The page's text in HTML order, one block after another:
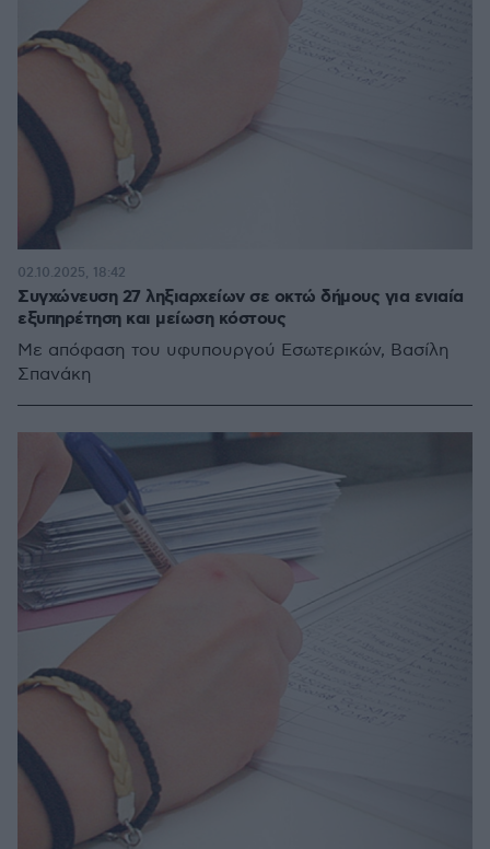
Συγχώνευση 27 ληξιαρχείων σε οκτώ δήμους για ενιαία
εξυπηρέτηση και μείωση κόστους
Με απόφαση του υφυπουργού Εσωτερικών, Βασίλη
Σπανάκη
02.10.2025, 18:42